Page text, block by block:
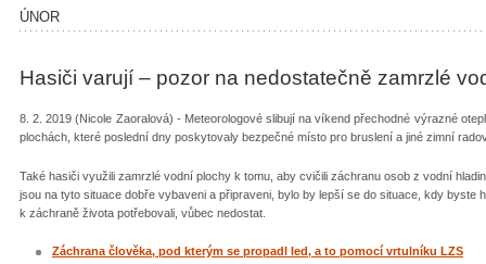
ÚNOR
Hasiči varují – pozor na nedostatečně zamrzlé
8. 2. 2019 (Nicole Zaoralová) - Meteorologové slibují na víkend přechodné výrazné
plochách, které poslední dny poskytovaly bezpečné místo pro bruslení a jiné zimní
Také hasiči využili zamrzlé vodní plochy k tomu, aby cvičili záchranu osob z vodní
jsou na tyto situace dobře vybaveni a připraveni, bylo by lepší se do situace, kdy byste
k záchraně života potřebovali, vůbec nedostat.
Záchrana člověka, pod kterým se propadl led, a to pomocí vrtulníku LZS